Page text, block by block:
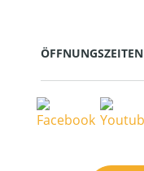
ÖFFNUNGSZEITEN